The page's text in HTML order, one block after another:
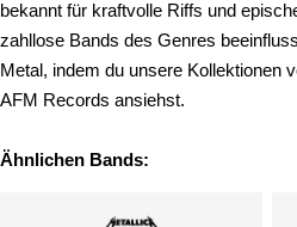
bekannt für kraftvolle Riffs und
zahllose Bands des Genres
Metal, indem du unsere Kollektionen
AFM Records ansiehst.
Ähnlichen Bands: